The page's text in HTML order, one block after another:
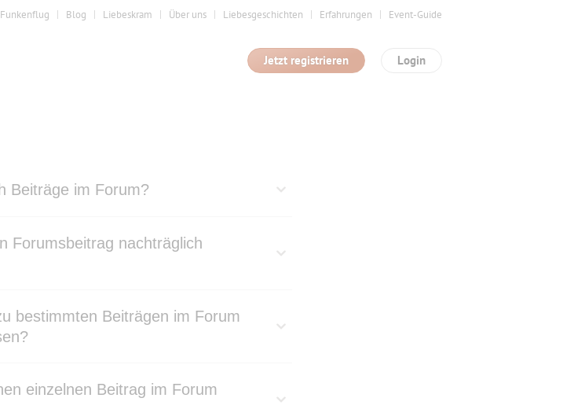
Funkenflug Blog Liebeskram Über uns Liebesgeschichten Erfahrungen Event-Guide
Login
Jetzt registrieren